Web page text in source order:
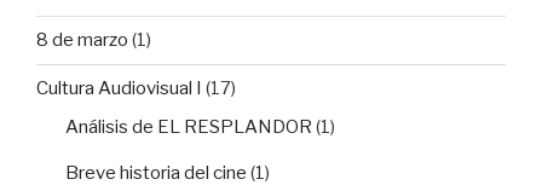
8 de marzo (1)
Cultura Audiovisual I (17)
Análisis de EL RESPLANDOR (1)
Breve historia del cine (1)